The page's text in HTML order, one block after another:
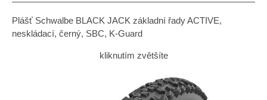
Plášť Schwalbe BLACK JACK základní řady ACTIVE,
neskládací, černý, SBC, K-Guard
kliknutím zvětšíte